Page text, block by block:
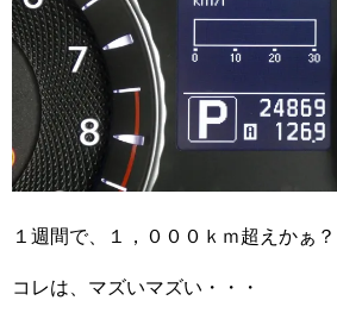
１週間で、１，０００ｋｍ超えかぁ？
コレは、マズいマズい・・・